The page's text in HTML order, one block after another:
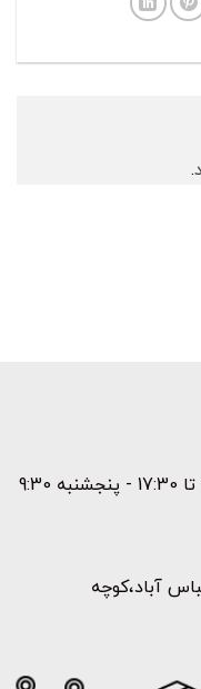
.
زمان پاسخگویی: شنبه تا چهارشنبه 9:30 تا 17:30 - پنجشنبه 9:30
آباد،کوچه